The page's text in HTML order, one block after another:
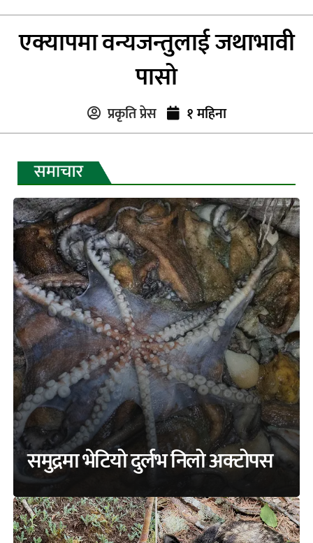
एक्यापमा वन्यजन्तुलाई जथाभावी
पासो
प्रकृति प्रेस १ महिना
समुद्रमा भेटियो दुर्लभ निलो अक्टोपस